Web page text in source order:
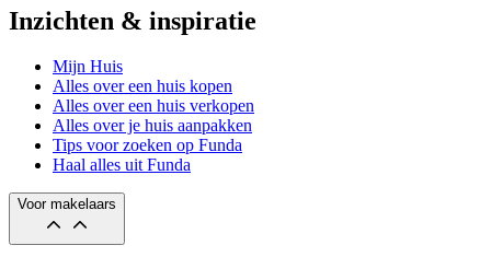
Inzichten & inspiratie
Mijn Huis
Alles over een huis kopen
Alles over een huis verkopen
Alles over je huis aanpakken
Tips voor zoeken op Funda
Haal alles uit Funda
Voor makelaars